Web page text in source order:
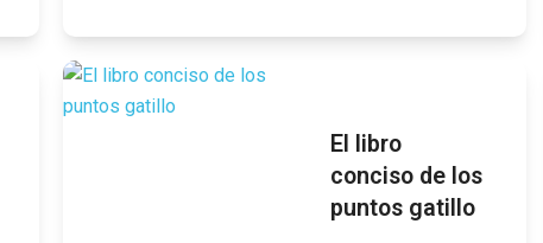
El libro
conciso de los
puntos gatillo